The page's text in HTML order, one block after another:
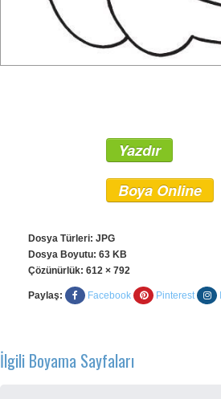
Yazdır
Boya Online
Dosya Türleri: JPG
Dosya Boyutu: 63 KB
Çözünürlük: 612 × 792
Paylaş: Facebook Pinterest
İlgili Boyama Sayfaları